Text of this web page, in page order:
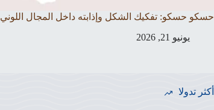
حسكو حسكو: تفكيك الشكل وإذابته داخل المجال اللوني
يونيو 21, 2026
أكثر تدولا